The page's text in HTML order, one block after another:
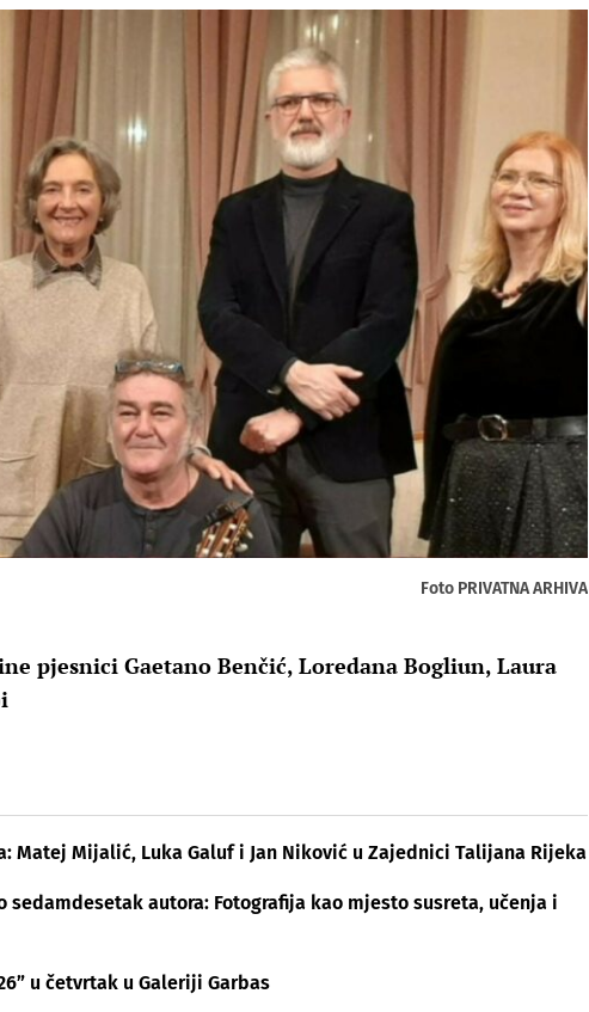
Foto PRIVATNA ARHIVA
pjesnici Gaetano Benčić, Loredana Bogliun, Laura
Matej Mijalić, Luka Galuf i Jan Niković u Zajednici Talijana Rijeka
sedamdesetak autora: Fotografija kao mjesto susreta, učenja i
u četvrtak u Galeriji Garbas